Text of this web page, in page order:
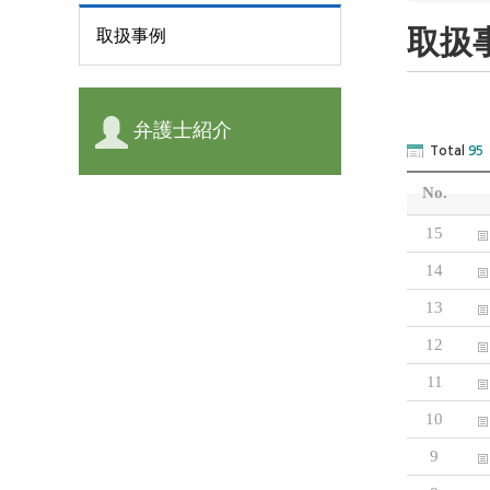
取扱事例
弁護士紹介
取扱
Total 95
No.
15
14
13
12
11
10
9